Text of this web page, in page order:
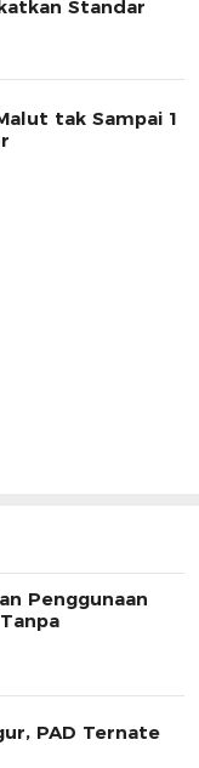
Standar
tak Sampai 1
Penggunaan
PAD Ternate